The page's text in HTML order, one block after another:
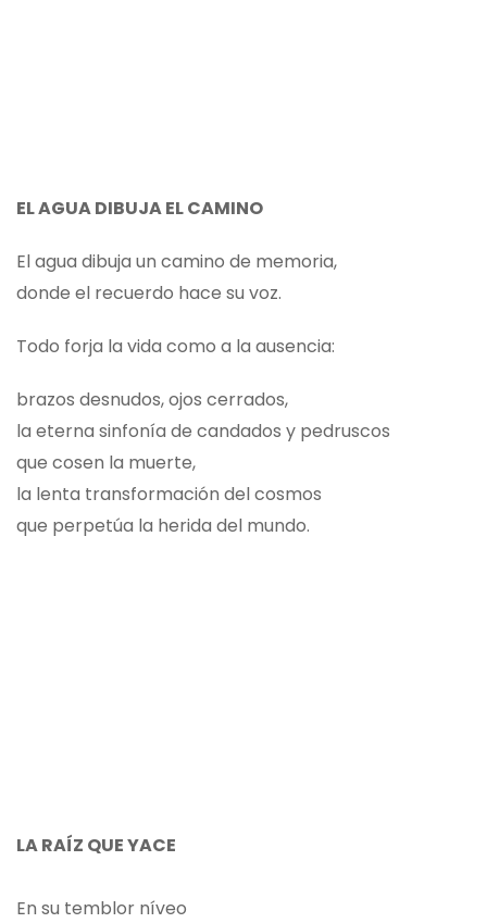
EL AGUA DIBUJA EL CAMINO
El agua dibuja un camino de memoria,
donde el recuerdo hace su voz.
Todo forja la vida como a la ausencia:
brazos desnudos, ojos cerrados,
la eterna sinfonía de candados y pedruscos
que cosen la muerte,
la lenta transformación del cosmos
que perpetúa la herida del mundo.
LA RAÍZ QUE YACE
En su temblor níveo